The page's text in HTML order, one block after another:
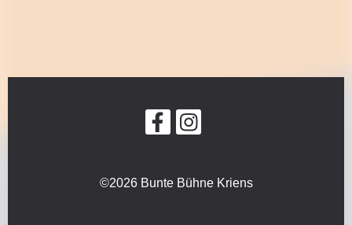
©2026 Bunte Bühne Kriens